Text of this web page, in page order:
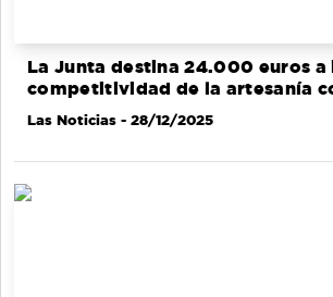
La Junta destina 24.000 euros a
competitividad de la artesanía
Las Noticias - 28/12/2025